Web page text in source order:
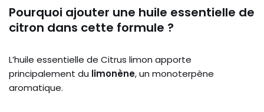
Pourquoi ajouter une huile essentielle de
citron dans cette formule ?
L’huile essentielle de Citrus limon apporte
principalement du limonène, un monoterpène
aromatique.